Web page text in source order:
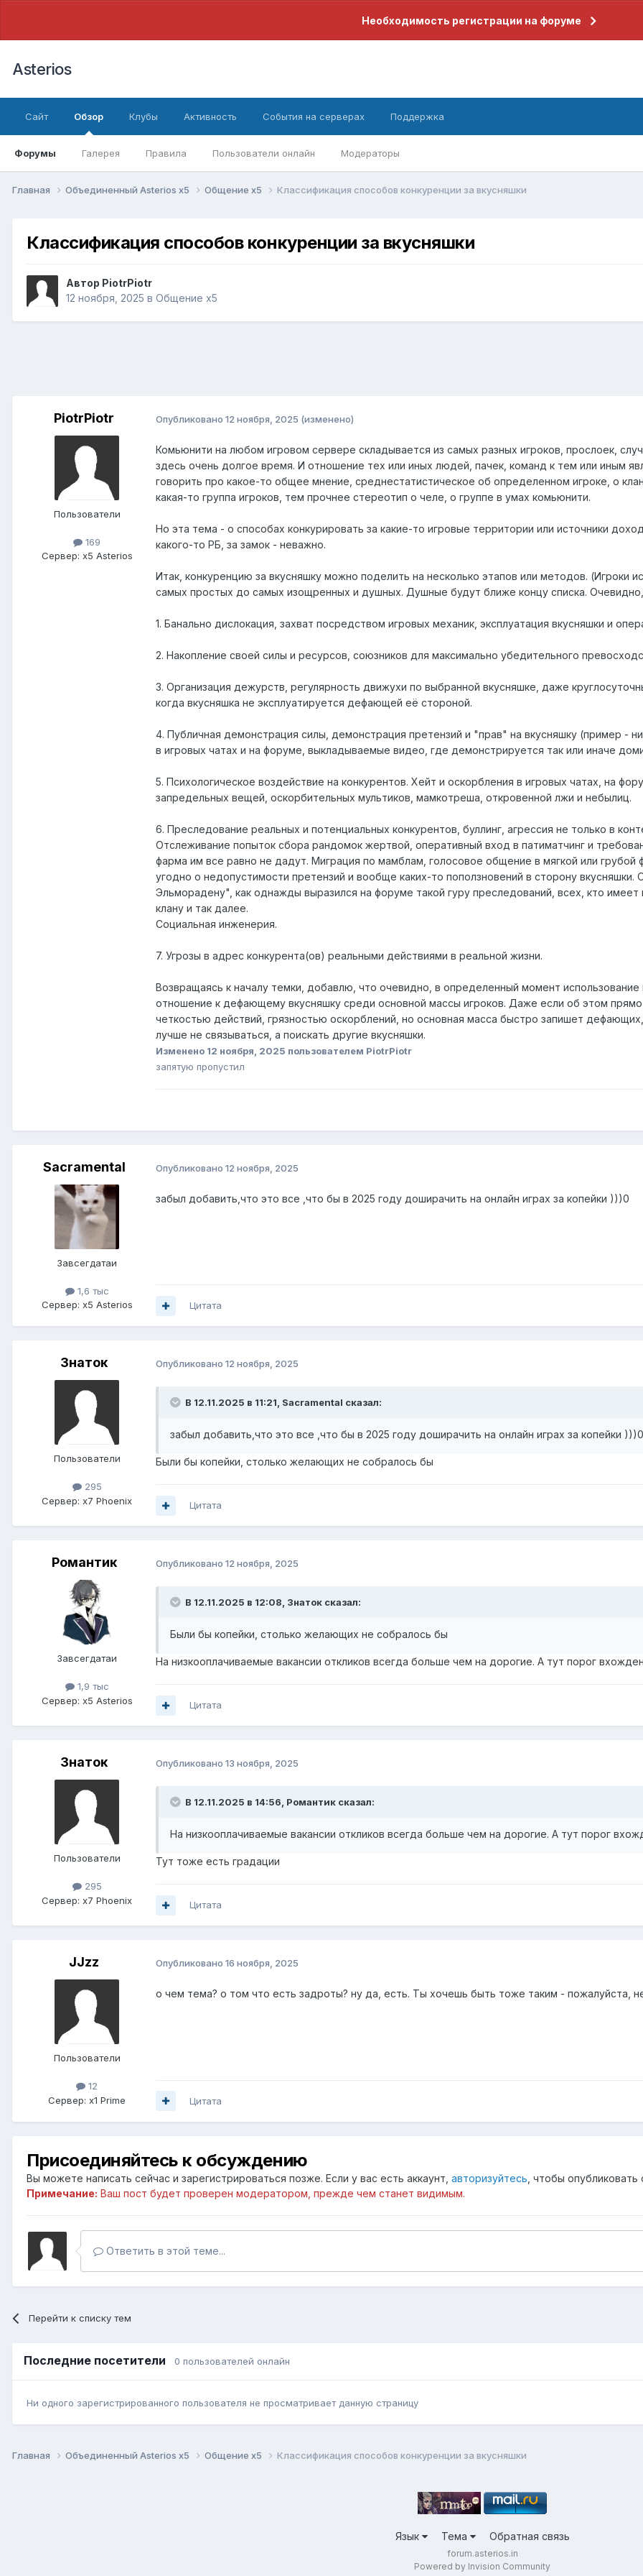
Необходимость регистрации на форуме
Asterios
Сайт Обзор
Форумы Галерея Правила Пользователи онлайн Модераторы
Клубы Активность События на серверах Поддержка
Главная Объединенный Asterios x5 Общение x5 Классификация способов конкуренции за вкусняшки
Классификация способов конкуренции за вкусняшки
Автор PiotrPiotr
12 ноября, 2025 в Общение x5
PiotrPiotr
Пользователи
169
Сервер: x5 Asterios
Опубликовано 12 ноября, 2025 (изменено)
Комьюнити на любом игровом сервере складывается из самых разных игроков, прослоек,
здесь очень долгое время. И отношение тех или иных людей, пачек, команд к тем или иным
говорить про какое-то общее мнение, среднестатистическое об определенном игроке, о
какая-то группа игроков, тем прочнее стереотип о челе, о группе в умах комьюнити.
Но эта тема - о способах конкурировать за какие-то игровые территории или источники
какого-то РБ, за замок - неважно.
Итак, конкуренцию за вкусняшку можно поделить на несколько этапов или методов. (Игроки
самых простых до самых изощренных и душных. Душные будут ближе концу списка.
1. Банально дислокация, захват посредством игровых механик, эксплуатация вкусняшки и
2. Накопление своей силы и ресурсов, союзников для максимально убедительного
3. Организация дежурств, регулярность движухи по выбранной вкусняшке, даже
когда вкусняшка не эксплуатируется дефающей её стороной.
4. Публичная демонстрация силы, демонстрация претензий и "прав" на вкусняшку (пример -
в игровых чатах и на форуме, выкладываемые видео, где демонстрируется так или иначе
5. Психологическое воздействие на конкурентов. Хейт и оскорбления в игровых чатах, на
запредельных вещей, оскорбительных мультиков, мамкотреша, откровенной лжи и небылиц.
6. Преследование реальных и потенциальных конкурентов, буллинг, агрессия не только в
Отслеживание попыток сбора рандомок жертвой, оперативный вход в патиматчинг и
фарма им все равно не дадут. Миграция по мамблам, голосовое общение в мягкой или
угодно о недопустимости претензий и вообще каких-то поползновений в сторону
Эльморадену", как однажды выразился на форуме такой гуру преследований, всех, кто
клану и так далее.
Социальная инженерия.
7. Угрозы в адрес конкурента(ов) реальными действиями в реальной жизни.
Возвращаясь к началу темки, добавлю, что очевидно, в определенный момент
отношение к дефающему вкусняшку среди основной массы игроков. Даже если об этом
четкостью действий, грязностью оскорблений, но основная масса быстро запишет
лучше не связываться, а поискать другие вкусняшки.
Изменено 12 ноября, 2025 пользователем PiotrPiotr
запятую пропустил
Sacramental
Завсегдатаи
1,6 тыс
Сервер: x5 Asterios
Опубликовано 12 ноября, 2025
забыл добавить,что это все ,что бы в 2025 году доширачить на онлайн играх за копейки )))0
Цитата
Знаток
Пользователи
295
Сервер: x7 Phoenix
Опубликовано 12 ноября, 2025
В 12.11.2025 в 11:21, Sacramental сказал:
забыл добавить,что это все ,что бы в 2025 году доширачить на онлайн играх за копейки )))0
Были бы копейки, столько желающих не собралось бы
Цитата
Романтик
Завсегдатаи
1,9 тыс
Сервер: x5 Asterios
Опубликовано 12 ноября, 2025
В 12.11.2025 в 12:08, Знаток сказал:
Были бы копейки, столько желающих не собралось бы
На низкооплачиваемые вакансии откликов всегда больше чем на дорогие. А тут порог
Цитата
Знаток
Пользователи
295
Сервер: x7 Phoenix
Опубликовано 13 ноября, 2025
В 12.11.2025 в 14:56, Романтик сказал:
На низкооплачиваемые вакансии откликов всегда больше чем на дорогие. А тут порог
Тут тоже есть градации
Цитата
JJzz
Пользователи
12
Сервер: x1 Prime
Опубликовано 16 ноября, 2025
о чем тема? о том что есть задроты? ну да, есть. Ты хочешь быть тоже таким - пожалуйста,
Цитата
Присоединяйтесь к обсуждению
Вы можете написать сейчас и зарегистрироваться позже. Если у вас есть аккаунт, авторизуйтесь , чтобы
Примечание: Ваш пост будет проверен модератором, прежде чем станет видимым.
Ответить в этой теме...
Перейти к списку тем
Последние посетители 0 пользователей онлайн
Ни одного зарегистрированного пользователя не просматривает данную страницу
Главная Объединенный Asterios x5 Общение x5 Классификация способов конкуренции за вкусняшки
Язык Тема Обратная связь
forum.asterios.in
Powered by Invision Community